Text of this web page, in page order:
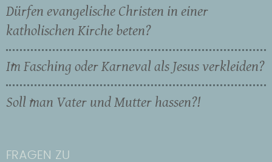
Dürfen evangelische Christen in einer
katholischen Kirche beten?
Im Fasching oder Karneval als Jesus verkleiden?
Soll man Vater und Mutter hassen?!
FRAGEN ZU